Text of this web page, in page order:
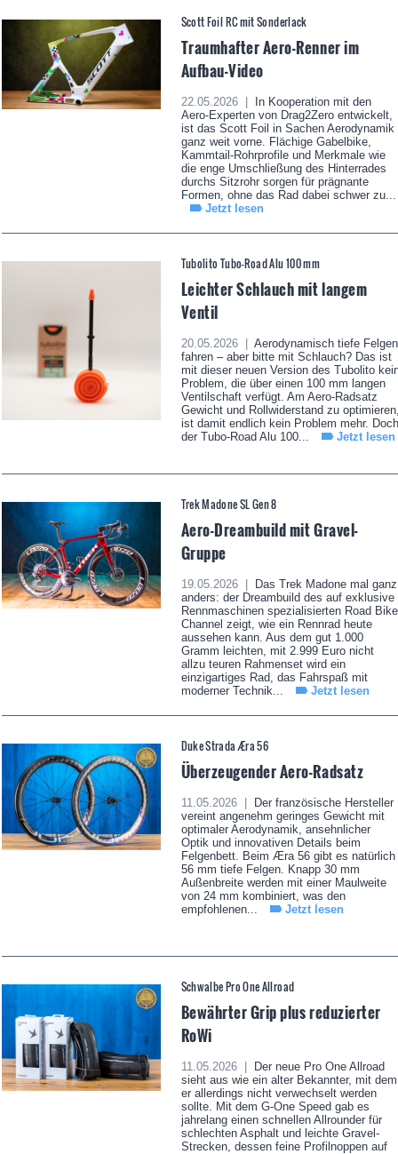
Scott Foil RC mit Sonderlack
Traumhafter Aero-Renner im
Aufbau-Video
22.05.2026 |
In Kooperation mit den
Aero-Experten von Drag2Zero entwickelt,
ist das Scott Foil in Sachen Aerodynamik
ganz weit vorne. Flächige Gabelbike,
Kammtail-Rohrprofile und Merkmale wie
die enge Umschließung des Hinterrades
durchs Sitzrohr sorgen für prägnante
Formen, ohne das Rad dabei schwer zu...
Jetzt lesen
Tubolito Tubo-Road Alu 100 mm
Leichter Schlauch mit langem
Ventil
20.05.2026 |
Aerodynamisch tiefe Felgen
fahren – aber bitte mit Schlauch? Das ist
mit dieser neuen Version des Tubolito
Problem, die über einen 100 mm langen
Ventilschaft verfügt. Am Aero-Radsatz
Gewicht und Rollwiderstand zu
ist damit endlich kein Problem mehr. Doch
der Tubo-Road Alu 100...
Jetzt lesen
Trek Madone SL Gen 8
Aero-Dreambuild mit Gravel-
Gruppe
19.05.2026 |
Das Trek Madone mal ganz
anders: der Dreambuild des auf exklusive
Rennmaschinen spezialisierten Road Bike
Channel zeigt, wie ein Rennrad heute
aussehen kann. Aus dem gut 1.000
Gramm leichten, mit 2.999 Euro nicht
allzu teuren Rahmenset wird ein
einzigartiges Rad, das Fahrspaß mit
moderner Technik...
Jetzt lesen
Duke Strada Æra 56
Überzeugender Aero-Radsatz
11.05.2026 |
Der französische Hersteller
vereint angenehm geringes Gewicht mit
optimaler Aerodynamik, ansehnlicher
Optik und innovativen Details beim
Felgenbett. Beim Æra 56 gibt es natürlich
56 mm tiefe Felgen. Knapp 30 mm
Außenbreite werden mit einer Maulweite
von 24 mm kombiniert, was den
empfohlenen...
Jetzt lesen
Schwalbe Pro One Allroad
Bewährter Grip plus reduzierter
RoWi
11.05.2026 |
Der neue Pro One Allroad
sieht aus wie ein alter Bekannter, mit dem
er allerdings nicht verwechselt werden
sollte. Mit dem G-One Speed gab es
jahrelang einen schnellen Allrounder für
schlechten Asphalt und leichte Gravel-
Strecken, dessen feine Profilnoppen auf